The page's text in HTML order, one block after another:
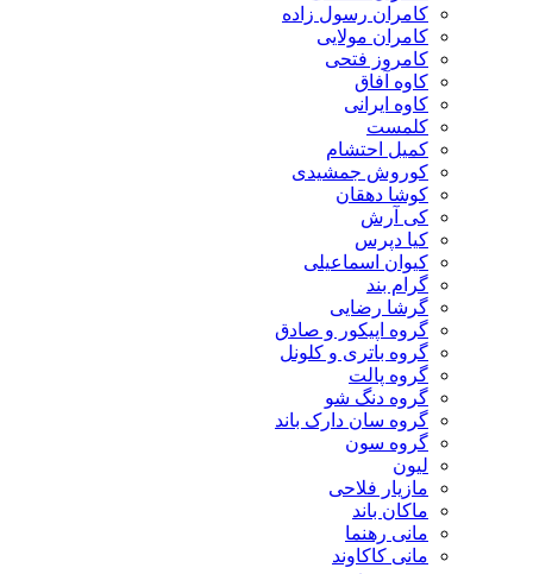
کامران رسول زاده
کامران مولایی
کامروز فتحی
کاوه آفاق
کاوه ایرانی
کلمست
کمیل احتشام
کوروش جمشیدی
کوشا دهقان
کی آرش
کیا دپرس
کیوان اسماعیلی
گرام بند
گرشا رضایی
گروه اپیکور و صادق
گروه باتری و کلونل
گروه پالت
گروه دنگ شو
گروه سان دارک باند
گروه سون
لیون
مازیار فلاحی
ماکان باند
مانی رهنما
مانی کاکاوند